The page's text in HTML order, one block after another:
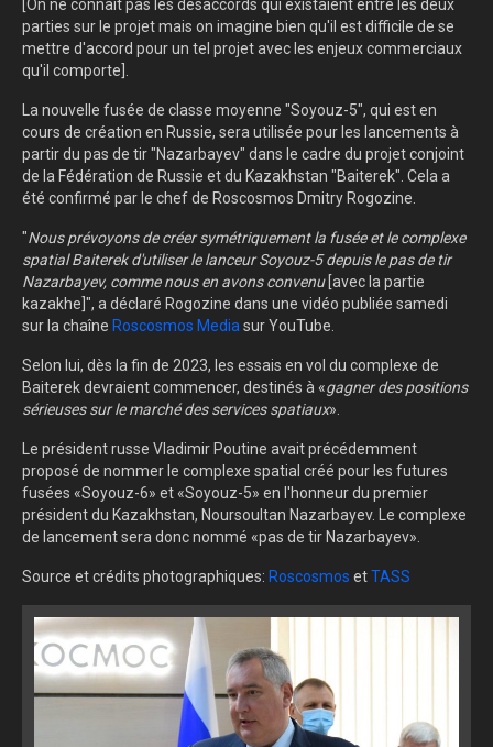
[On ne connait pas les désaccords qui existaient entre les deux
parties sur le projet mais on imagine bien qu'il est difficile de se
mettre d'accord pour un tel projet avec les enjeux commerciaux
qu'il comporte].
La nouvelle fusée de classe moyenne "Soyouz-5", qui est en
cours de création en Russie, sera utilisée pour les lancements à
partir du pas de tir "Nazarbayev" dans le cadre du projet conjoint
de la Fédération de Russie et du Kazakhstan "Baiterek". Cela a
été confirmé par le chef de Roscosmos Dmitry Rogozine.
"Nous prévoyons de créer symétriquement la fusée et le complexe
spatial Baiterek d'utiliser le lanceur Soyouz-5 depuis le pas de tir
Nazarbayev, comme nous en avons convenu[avec la partie
kazakhe]", a déclaré Rogozine dans une vidéo publiée samedi
sur la chaîne Roscosmos Mediasur YouTube.
Selon lui, dès la fin de 2023, les essais en vol du complexe de
Baiterek devraient commencer, destinés à «gagner des positions
sérieuses sur le marché des services spatiaux».
Le président russe Vladimir Poutine avait précédemment
proposé de nommer le complexe spatial créé pour les futures
fusées «Soyouz-6» et «Soyouz-5» en l'honneur du premier
président du Kazakhstan, Noursoultan Nazarbayev. Le complexe
de lancement sera donc nommé «pas de tir Nazarbayev».
Source et crédits photographiques: Roscosmos etTASS